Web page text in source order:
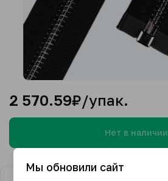
2 570.59₽/упак.
Нет в наличии
Мы обновили сайт